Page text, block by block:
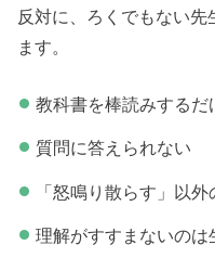
反対に、ろくでもない
ます。
教科書を棒読みするだ
質問に答えられない
「怒鳴り散らす」以
理解がすすまないのは